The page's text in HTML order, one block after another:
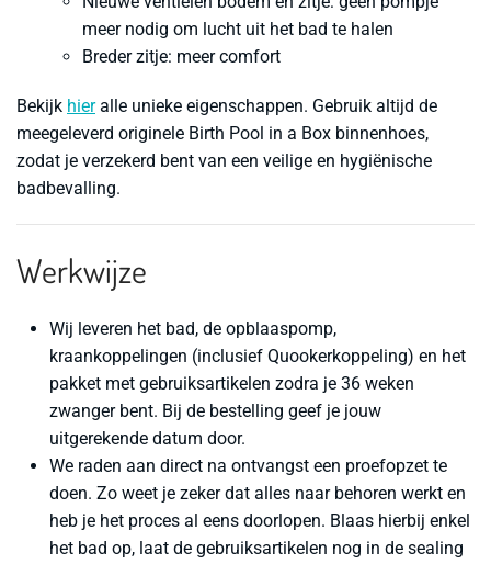
meer nodig om lucht uit het bad te halen
Breder zitje: meer comfort
Bekijk hieralle unieke eigenschappen. Gebruik altijd de
meegeleverd originele Birth Pool in a Box binnenhoes,
zodat je verzekerd bent van een veilige en hygiënische
badbevalling.
Werkwijze
Wij leveren het bad, de opblaaspomp,
kraankoppelingen (inclusief Quookerkoppeling) en het
pakket met gebruiksartikelen zodra je 36 weken
zwanger bent. Bij de bestelling geef je jouw
uitgerekende datum door.
We raden aan direct na ontvangst een proefopzet te
doen. Zo weet je zeker dat alles naar behoren werkt en
heb je het proces al eens doorlopen. Blaas hierbij enkel
het bad op, laat de gebruiksartikelen nog in de sealing